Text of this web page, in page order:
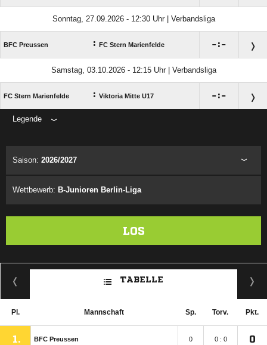
Sonntag, 27.09.2026 - 12:30 Uhr | Verbandsliga
BFC Preussen : FC Stern Marienfelde :
Samstag, 03.10.2026 - 12:15 Uhr | Verbandsliga
FC Stern Marienfelde : Viktoria Mitte U17 :
Legende
Saison: 2026/2027
Wettbewerb: B-Junioren Berlin-Liga
LOS
TABELLE
Pl. Mannschaft Sp. Torv. Pkt.
1. BFC Preussen 0 0 : 0 0